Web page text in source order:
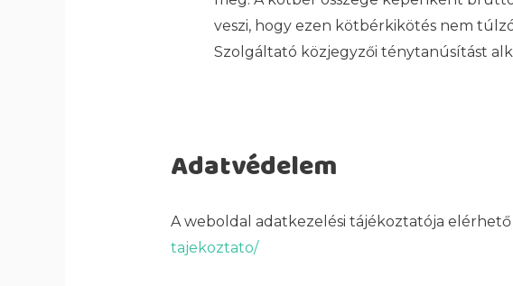
veszi, hogy ezen kötbérkikötés nem
Szolgáltató közjegyzői ténytanúsítást
Adatvédelem
A weboldal adatkezelési tájékoztatója
tajekoztato/